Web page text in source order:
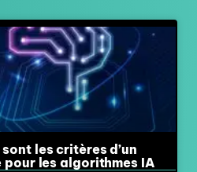
les critères d’un
les algorithmes IA